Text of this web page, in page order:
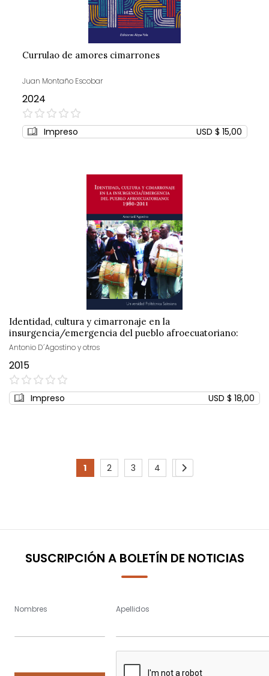
Currulao de amores cimarrones
Juan Montaño Escobar
2024
0%
Impreso USD $ 15,00
Identidad, cultura y cimarronaje en la
insurgencia/emergencia del pueblo afroecuatoriano:
1980-2011
Antonio D´Agostino y otros
2015
0%
Impreso USD $ 18,00
Page
You're
page
1
Page
2
Page
3
Page
4
Page
5
Page
Siguiente
SUSCRIPCIÓN A BOLETÍN DE NOTICIAS
Nombres Apellidos